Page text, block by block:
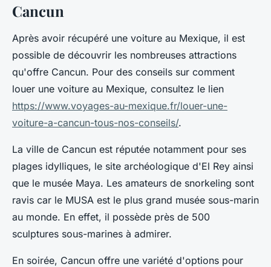
Cancun
Après avoir récupéré une voiture au Mexique, il est
possible de découvrir les nombreuses attractions
qu'offre Cancun. Pour des conseils sur comment
louer une voiture au Mexique, consultez le lien
https://www.voyages-au-mexique.fr/louer-une-
voiture-a-cancun-tous-nos-conseils/.
La ville de Cancun est réputée notamment pour ses
plages idylliques, le site archéologique d'El Rey ainsi
que le musée Maya. Les amateurs de snorkeling sont
ravis car le MUSA est le plus grand musée sous-marin
au monde. En effet, il possède près de 500
sculptures sous-marines à admirer.
En soirée, Cancun offre une variété d'options pour